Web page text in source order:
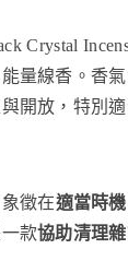
Crystal
量線香。香
開放，特別
象徵在適當時
款協助清理